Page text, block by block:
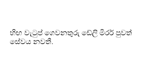
හිඟ වැටුප් ගෙවනතුරු ඩේලි මිරර් පුවත්
සේවය නවතී.